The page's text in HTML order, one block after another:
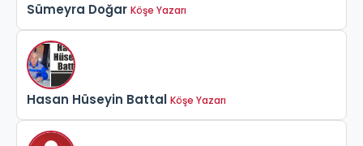
Sümeyra Doğar Köşe Yazarı
Hasan Hüseyin Battal Köşe Yazarı